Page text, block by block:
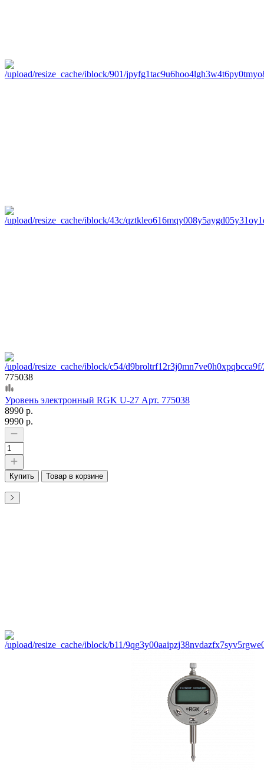
775038
Уровень электронный RGK U-27 Арт. 775038
8990 р.
9990 р.
Купить Товар в корзине